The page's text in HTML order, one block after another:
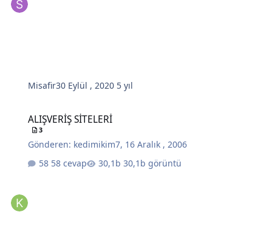
Misafir30 Eylül , 2020 5 yıl
ALIŞVERİŞ SİTELERİ
3
Gönderen: kedimikim7, 16 Aralık , 2006
58 cevap
30,1b görüntü